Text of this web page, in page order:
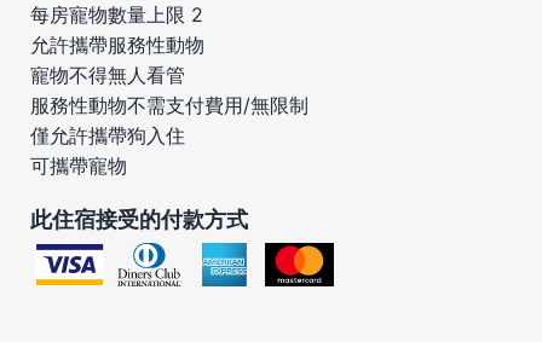
每房寵物數量上限 2
允許攜帶服務性動物
寵物不得無人看管
服務性動物不需支付費用/無限制
僅允許攜帶狗入住
可攜帶寵物
此住宿接受的付款方式